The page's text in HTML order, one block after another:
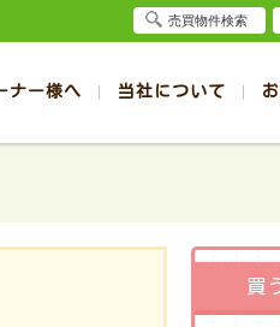
の賃貸アパート
帯広の1DK
帯広の2K～
帯広の3K～
の賃貸アパート
旭川の1DK
旭川の2K～
旭川の3K～
ナー様へ 当社について
買
売買物件検索